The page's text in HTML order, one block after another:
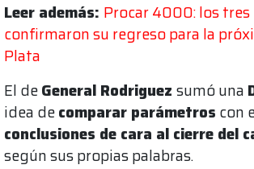
Leer además: Procar 4000: los
confirmaron su regreso para la
Plata
El deGeneral Rodriguez sumó una
idea decomparar parámetros con
conclusiones de cara al cierre del
según sus propias palabras.